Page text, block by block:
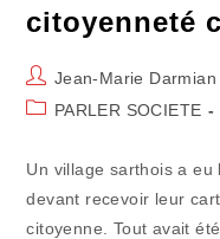
citoyenneté
Auteur/autrice
de
Jean-Marie Darmian
PostPARLER SOCIETE
Un village sarthois a eu
devant recevoir leur
citoyenne. Tout avait